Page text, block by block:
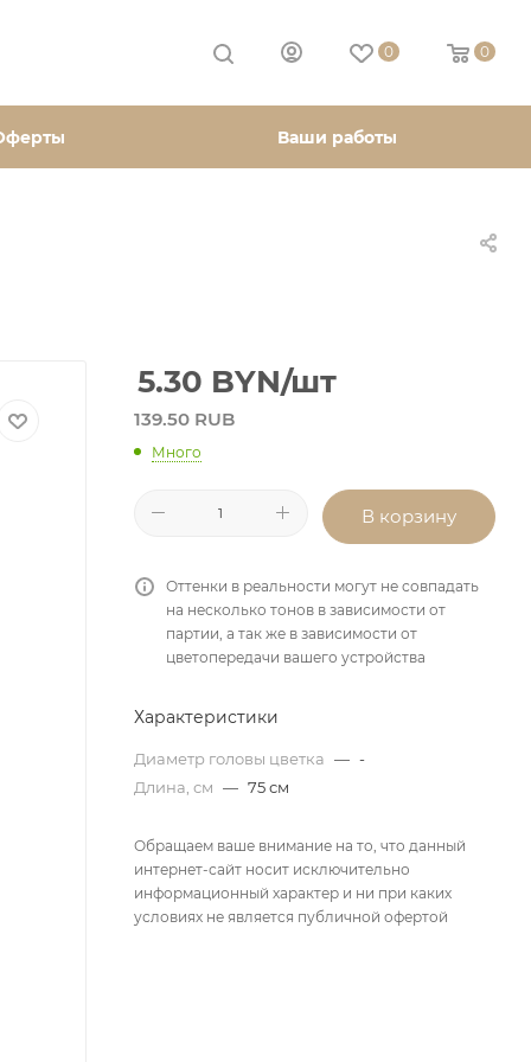
0 0
Ваши работы
5.30 BYN/шт
139.50 RUB
Много
В корзину
Оттенки в реальности могут не совпадать
на несколько тонов в зависимости от
партии, а так же в зависимости от
цветопередачи вашего устройства
Характеристики
Диаметр головы цветка — -
Длина, см — 75 см
Обращаем ваше внимание на то, что данный
интернет-сайт носит исключительно
информационный характер и ни при каких
условиях не является публичной офертой